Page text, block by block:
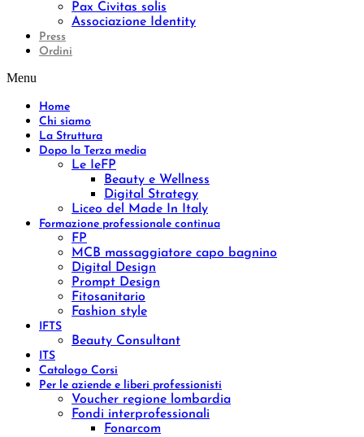
Pax Civitas solis
Associazione Identity
Press
Ordini
Menu
Home
Chi siamo
La Struttura
Dopo la Terza media
Le IeFP
Beauty e Wellness
Digital Strategy
Liceo del Made In Italy
Formazione professionale continua
FP
MCB massaggiatore capo bagnino
Digital Design
Prompt Design
Fitosanitario
Fashion style
IFTS
Beauty Consultant
ITS
Catalogo Corsi
Per le aziende e liberi professionisti
Voucher regione lombardia
Fondi interprofessionali
Fonarcom